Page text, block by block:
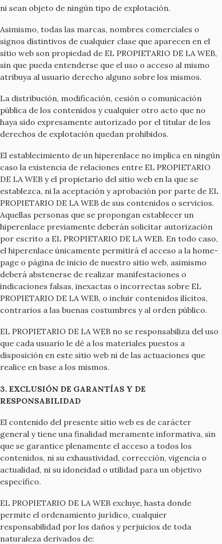
ni sean objeto de ningún tipo de explotación.
Asimismo, todas las marcas, nombres comerciales o
signos distintivos de cualquier clase que aparecen en el
sitio web son propiedad de EL PROPIETARIO DE LA WEB,
sin que pueda entenderse que el uso o acceso al mismo
atribuya al usuario derecho alguno sobre los mismos.
La distribución, modificación, cesión o comunicación
pública de los contenidos y cualquier otro acto que no
haya sido expresamente autorizado por el titular de los
derechos de explotación quedan prohibidos.
El establecimiento de un hiperenlace no implica en ningún
caso la existencia de relaciones entre EL PROPIETARIO
DE LA WEB y el propietario del sitio web en la que se
establezca, ni la aceptación y aprobación por parte de EL
PROPIETARIO DE LA WEB de sus contenidos o servicios.
Aquellas personas que se propongan establecer un
hiperenlace previamente deberán solicitar autorización
por escrito a EL PROPIETARIO DE LA WEB. En todo caso,
el hiperenlace únicamente permitirá el acceso a la home-
page o página de inicio de nuestro sitio web, asimismo
deberá abstenerse de realizar manifestaciones o
indicaciones falsas, inexactas o incorrectas sobre EL
PROPIETARIO DE LA WEB, o incluir contenidos ilícitos,
contrarios a las buenas costumbres y al orden público.
EL PROPIETARIO DE LA WEB no se responsabiliza del uso
que cada usuario le dé a los materiales puestos a
disposición en este sitio web ni de las actuaciones que
realice en base a los mismos.
3. EXCLUSIÓN DE GARANTÍAS Y DE
RESPONSABILIDAD
El contenido del presente sitio web es de carácter
general y tiene una finalidad meramente informativa, sin
que se garantice plenamente el acceso a todos los
contenidos, ni su exhaustividad, corrección, vigencia o
actualidad, ni su idoneidad o utilidad para un objetivo
específico.
EL PROPIETARIO DE LA WEB excluye, hasta donde
permite el ordenamiento jurídico, cualquier
responsabilidad por los daños y perjuicios de toda
naturaleza derivados de: